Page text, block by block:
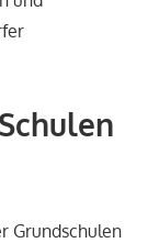
Grundschulen